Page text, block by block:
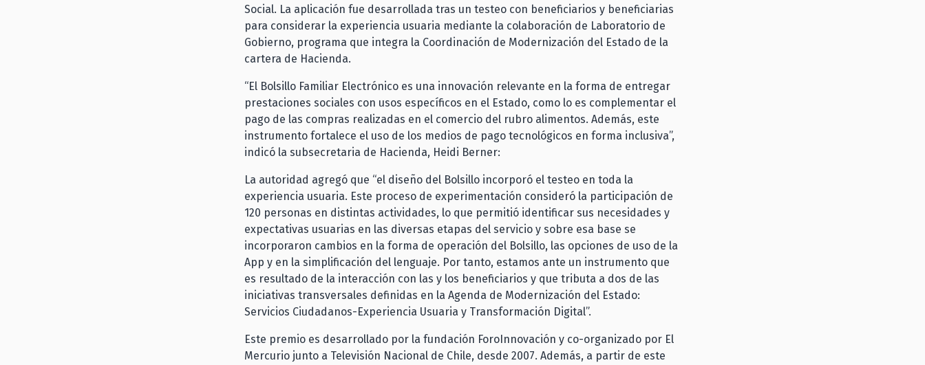
Social. La aplicación fue desarrollada tras un testeo con beneficiarios y beneficiarias
para considerar la experiencia usuaria mediante la colaboración de Laboratorio de
Gobierno, programa que integra la Coordinación de Modernización del Estado de la
cartera de Hacienda.
“El Bolsillo Familiar Electrónico es una innovación relevante en la forma de entregar
prestaciones sociales con usos específicos en el Estado, como lo es complementar el
pago de las compras realizadas en el comercio del rubro alimentos. Además, este
instrumento fortalece el uso de los medios de pago tecnológicos en forma inclusiva”,
indicó la subsecretaria de Hacienda, Heidi Berner:
La autoridad agregó que “el diseño del Bolsillo incorporó el testeo en toda la
experiencia usuaria. Este proceso de experimentación consideró la participación de
120 personas en distintas actividades, lo que permitió identificar sus necesidades y
expectativas usuarias en las diversas etapas del servicio y sobre esa base se
incorporaron cambios en la forma de operación del Bolsillo, las opciones de uso de la
App y en la simplificación del lenguaje. Por tanto, estamos ante un instrumento que
es resultado de la interacción con las y los beneficiarios y que tributa a dos de las
iniciativas transversales definidas en la Agenda de Modernización del Estado:
Servicios Ciudadanos-Experiencia Usuaria y Transformación Digital”.
Este premio es desarrollado por la fundación ForoInnovación y co-organizado por El
Mercurio junto a Televisión Nacional de Chile, desde 2007. Además, a partir de este